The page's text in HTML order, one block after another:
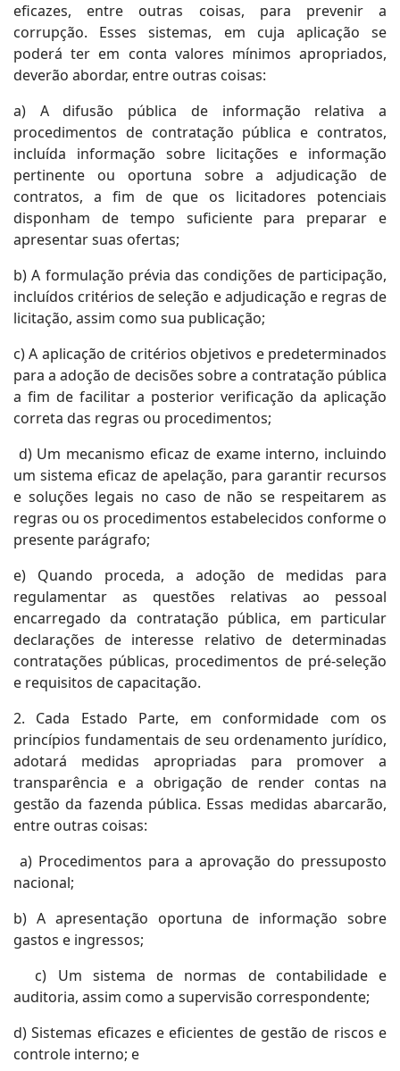
eficazes, entre outras coisas, para prevenir a
corrupção. Esses sistemas, em cuja aplicação se
poderá ter em conta valores mínimos apropriados,
deverão abordar, entre outras coisas:
a) A difusão pública de informação relativa a
procedimentos de contratação pública e contratos,
incluída informação sobre licitações e informação
pertinente ou oportuna sobre a adjudicação de
contratos, a fim de que os licitadores potenciais
disponham de tempo suficiente para preparar e
apresentar suas ofertas;
b) A formulação prévia das condições de participação,
incluídos critérios de seleção e adjudicação e regras de
licitação, assim como sua publicação;
c) A aplicação de critérios objetivos e predeterminados
para a adoção de decisões sobre a contratação pública
a fim de facilitar a posterior verificação da aplicação
correta das regras ou procedimentos;
d) Um mecanismo eficaz de exame interno, incluindo
um sistema eficaz de apelação, para garantir recursos
e soluções legais no caso de não se respeitarem as
regras ou os procedimentos estabelecidos conforme o
presente parágrafo;
e) Quando proceda, a adoção de medidas para
regulamentar as questões relativas ao pessoal
encarregado da contratação pública, em particular
declarações de interesse relativo de determinadas
contratações públicas, procedimentos de pré-seleção
e requisitos de capacitação.
2. Cada Estado Parte, em conformidade com os
princípios fundamentais de seu ordenamento jurídico,
adotará medidas apropriadas para promover a
transparência e a obrigação de render contas na
gestão da fazenda pública. Essas medidas abarcarão,
entre outras coisas:
a) Procedimentos para a aprovação do pressuposto
nacional;
b) A apresentação oportuna de informação sobre
gastos e ingressos;
c) Um sistema de normas de contabilidade e
auditoria, assim como a supervisão correspondente;
d) Sistemas eficazes e eficientes de gestão de riscos e
controle interno; e